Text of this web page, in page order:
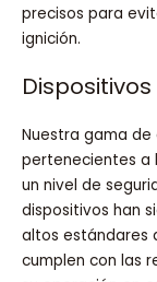
precisos para
ignición.
Nuestra gama de
pertenecientes a
un nivel de
dispositivos han
altos estándares
cumplen con las